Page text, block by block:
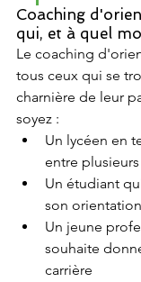
Coaching
qui, et à quel
Le coaching
tous ceux qui se
charnière de leur
soyez :
Un lycéen en
entre
Un étudiant
son
Un jeune
souhaite
carrière